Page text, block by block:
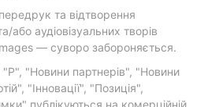
та відтворення
або аудіовізуальних творів
— суворо забороняється.
"Новини партнерів", "Новини
"Інновації", "Позиція",
публікуються на комерційній